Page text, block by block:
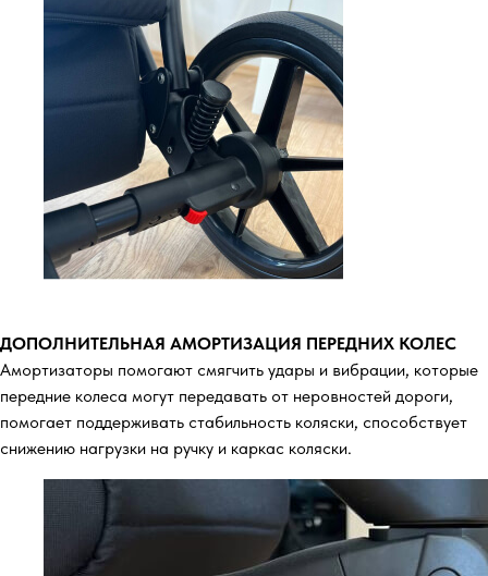
ДОПОЛНИТЕЛЬНАЯ АМОРТИЗАЦИЯ ПЕРЕДНИХ КОЛЕС
Амортизаторы помогают смягчить удары и вибрации, которые
передние колеса могут передавать от неровностей дороги,
помогает поддерживать стабильность коляски, способствует
снижению нагрузки на ручку и каркас коляски.